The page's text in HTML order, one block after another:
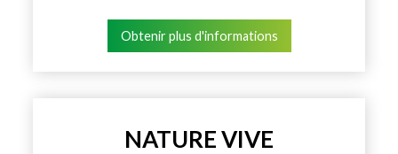
Obtenir plus d'informations
NATURE VIVE